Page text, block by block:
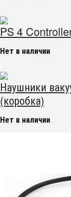
PS 4
Нет в наличии
Наушники
(коробка)
Нет в наличии